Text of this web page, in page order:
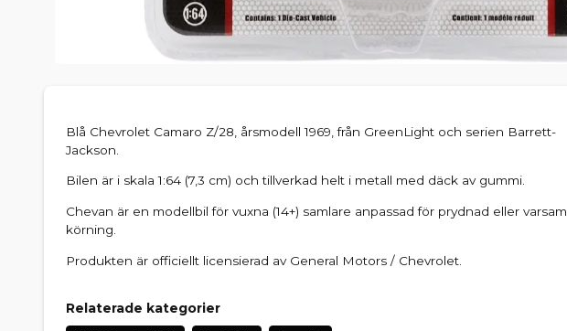
Blå Chevrolet Camaro Z/28, årsmodell 1969, från GreenLight och serien Barrett-
Jackson.
Bilen är i skala 1:64 (7,3 cm) och tillverkad helt i metall med däck av gummi.
Chevan är en modellbil för vuxna (14+) samlare anpassad för prydnad eller varsam
körning.
Produkten är officiellt licensierad av General Motors / Chevrolet.
Relaterade kategorier